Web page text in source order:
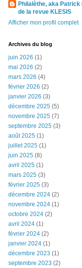
Philalèthe, aka
de la revue KLESIS
Afficher mon profil complet
Archives du blog
juin 2026 (1)
mai 2026 (2)
mars 2026 (4)
février 2026 (2)
janvier 2026 (3)
décembre 2025 (5)
novembre 2025 (7)
septembre 2025 (3)
août 2025 (1)
juillet 2025 (1)
juin 2025 (8)
avril 2025 (1)
mars 2025 (3)
février 2025 (3)
décembre 2024 (2)
novembre 2024 (1)
octobre 2024 (2)
avril 2024 (1)
février 2024 (2)
janvier 2024 (1)
décembre 2023 (1)
septembre 2023 (2)